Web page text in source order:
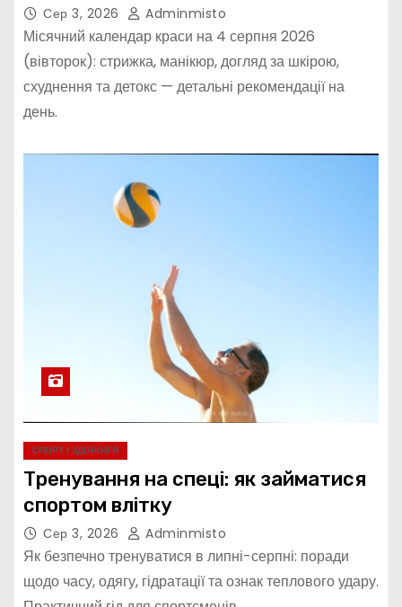
Сер 3, 2026 Adminmisto
Місячний календар краси на 4 серпня 2026
(вівторок): стрижка, манікюр, догляд за шкірою,
схуднення та детокс — детальні рекомендації на
день.
СПОРТ І ЗДОРОВ’Я
Тренування на спеці: як займатися
спортом влітку
Сер 3, 2026 Adminmisto
Як безпечно тренуватися в липні-серпні: поради
щодо часу, одягу, гідратації та ознак теплового удару.